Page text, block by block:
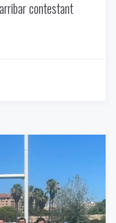
contestant